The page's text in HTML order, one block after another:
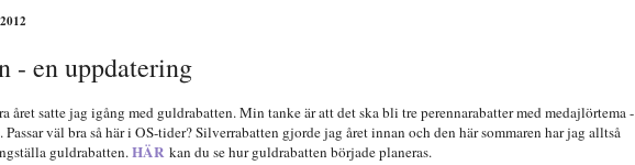
- en uppdatering
året satte jag igång med guldrabatten. Min tanke är att det ska bli tre perennarabatter med medajlörtema -
väl bra så här i OS-tider? Silverrabatten gjorde jag året innan och den här sommaren har jag alltså
guldrabatten.HÄR kan du se hur guldrabatten började planeras.